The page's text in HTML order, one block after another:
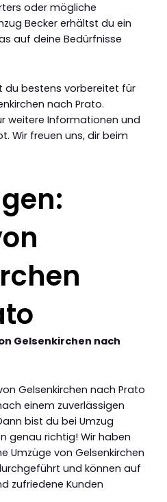
oder mögliche
Becker erhältst du ein
auf deine Bedürfnisse
du bestens vorbereitet für
nach Prato.
weitere Informationen und
Wir freuen uns, dir beim
Gelsenkirchen nach
Gelsenkirchen nach Prato
einem zuverlässigen
bist du bei Umzug
genau richtig! Wir haben
Umzüge von Gelsenkirchen
und können auf
zufriedene Kunden